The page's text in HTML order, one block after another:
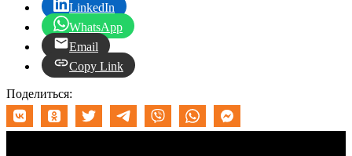
LinkedIn
WhatsApp
Email
Copy Link
Поделиться: